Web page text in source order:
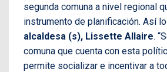
segunda comuna a nivel regional
instrumento de planificación. Así
alcaldesa (s), Lissette Allaire.
comuna que cuenta con esta
permite socializar e incentivar a